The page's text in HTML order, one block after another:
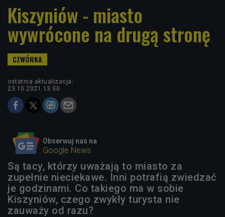
Kiszyniów - miasto
wywrócone na drugą stronę
ostatnia aktualizacja:
23.10.2021 13:30
Obserwuj nas na
Google News
Są tacy, którzy uważają to miasto za
zupełnie nieciekawe. Inni potrafią zwiedzać
je godzinami. Co takiego ma w sobie
Kiszyniów, czego zwykły turysta nie
zauważy od razu?